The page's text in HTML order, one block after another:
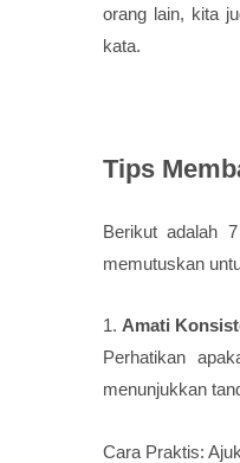
orang lain, kita
kata.
Tips
Berikut adalah
memutuskan
1. Amati
Perhatikan
menunjukkan
Cara Praktis: